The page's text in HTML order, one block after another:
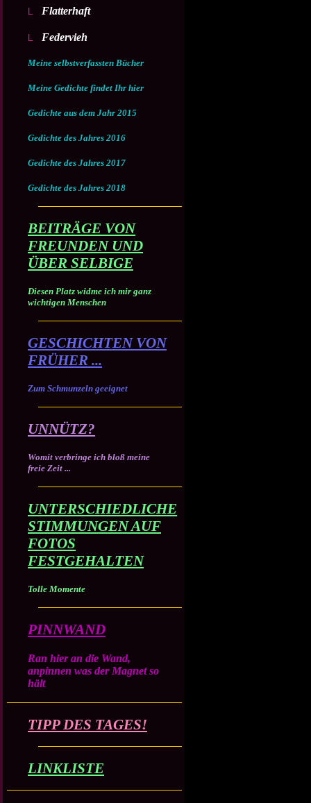
Flatterhaft
Federvieh
Meine selbstverfassten Bücher
Meine Gedichte findet Ihr hier
Gedichte aus dem Jahr 2015
Gedichte des Jahres 2016
Gedichte des Jahres 2017
Gedichte des Jahres 2018
BEITRÄGE VON
FREUNDEN UND
ÜBER SELBIGE
Diesen Platz widme ich mir ganz
wichtigen Menschen
GESCHICHTEN VON
FRÜHER ...
Zum Schmunzeln geeignet
UNNÜTZ?
Womit verbringe ich bloß meine
freie Zeit ...
UNTERSCHIEDLICHE
STIMMUNGEN AUF
FOTOS
FESTGEHALTEN
Tolle Momente
PINNWAND
Ran hier an die Wand,
anpinnen was der Magnet so
hält
TIPP DES TAGES!
LINKLISTE